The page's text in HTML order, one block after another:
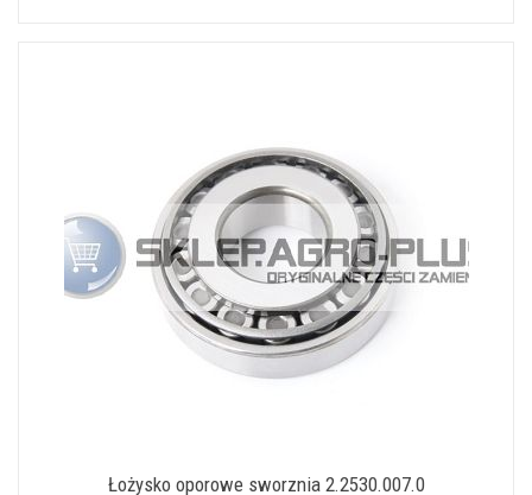
Łożysko oporowe sworznia 2.2530.007.0